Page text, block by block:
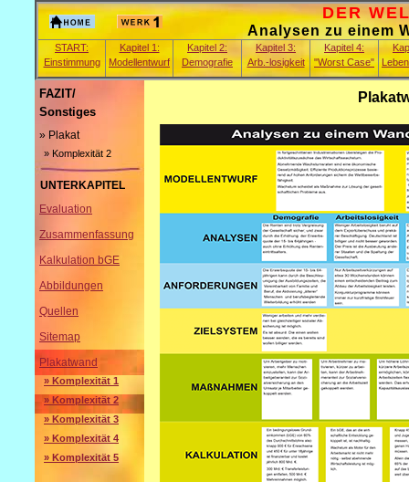
DER
Analysen zu einem
START:
Einstimmung
Kapitel 1:
Modellentwurf
Kapitel 2:
Demografie
Kapitel 3:
Arb.-losigkeit
Kapitel 4:
"Worst Case"
FAZIT/
Sonstiges
» Plakat
» Komplexität 2
UNTERKAPITEL
Evaluation
Zusammenfassung
Kalkulation bGE
Abbildungen
Quellen
Sitemap
Plakatwand
» Komplexität 1
» Komplexität 2
» Komplexität 3
» Komplexität 4
» Komplexität 5